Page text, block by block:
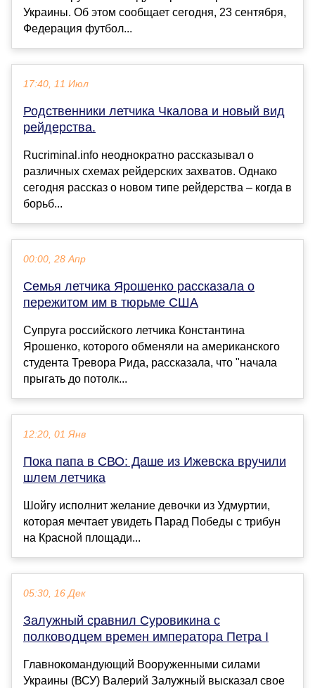
Украины. Об этом сообщает сегодня, 23 сентября,
Федерация футбол...
17:40, 11 Июл
Родственники летчика Чкалова и новый вид
рейдерства.
Rucriminal.info неоднократно рассказывал о
различных схемах рейдерских захватов. Однако
сегодня рассказ о новом типе рейдерства – когда в
борьб...
00:00, 28 Апр
Семья летчика Ярошенко рассказала о
пережитом им в тюрьме США
Супруга российского летчика Константина
Ярошенко, которого обменяли на американского
студента Тревора Рида, рассказала, что "начала
прыгать до потолк...
12:20, 01 Янв
Пока папа в СВО: Даше из Ижевска вручили
шлем летчика
Шойгу исполнит желание девочки из Удмуртии,
которая мечтает увидеть Парад Победы с трибун
на Красной площади...
05:30, 16 Дек
Залужный сравнил Суровикина с
полководцем времен императора Петра I
Главнокомандующий Вооруженными силами
Украины (ВСУ) Валерий Залужный высказал свое